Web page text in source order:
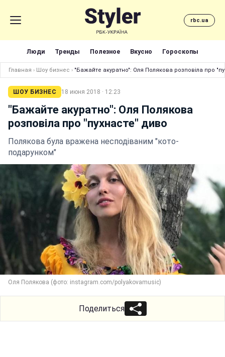
rbc.ua
Люди Тренды Полезное Вкусно Гороскопы
Главная › Шоу бизнес › "Бажайте акуратно": Оля Полякова розповіла про
ШОУ БИЗНЕС 18 июня 2018 · 12:23
"Бажайте акуратно": Оля Полякова
розповіла про "пухнасте" диво
Полякова була вражена несподіваним "кото-
подарунком"
Оля Полякова (фото: instagram.com/polyakovamusic)
Поделиться